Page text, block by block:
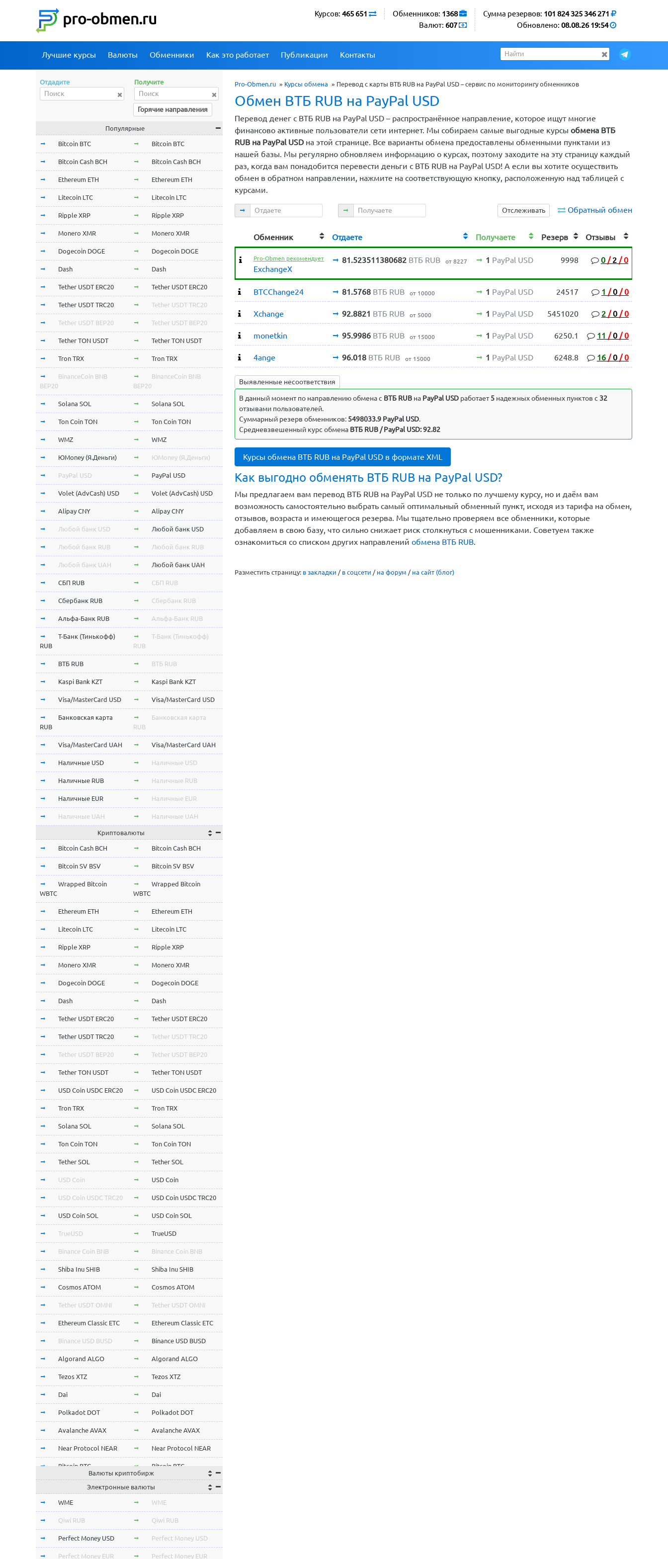
pro-obmen.ru Сумма резервов: 101 824 325 346 271
Обновлено: 08.08.26 19:54
Обменников: 1368
Валют: 607
Курсов: 465 651
Лучшие курсы Валюты Обменники Как это работает Публикации Контакты
Pro-Obmen.ru » Курсы обмена » Перевод с карты ВТБ RUB на PayPal USD – сервис по мониторингу обменников
Обмен ВТБ RUB на PayPal USD
Перевод денег с ВТБ RUB на PayPal USD – распространённое направление, которое ищут многие
финансово активные пользователи сети интернет. Мы собираем самые выгодные курсы обмена ВТБ
RUB на PayPal USD на этой странице. Все варианты обмена предоставлены обменными пунктами из
нашей базы. Мы регулярно обновляем информацию о курсах, поэтому заходите на эту страницу каждый
раз, когда вам понадобится перевести деньги с ВТБ RUB на PayPal USD! А если вы хотите осуществить
обмен в обратном направлении, нажмите на соответствующую кнопку, расположенную над таблицей с
курсами.
Обратный обмен
Отслеживать
Отдаете Получаете
Обменник Отдаете Получаете Резерв Отзывы
Pro-Obmen рекомендует
ExchangeX
81.523511380682 ВТБ RUB от 8227 1 PayPal USD 9998 0 / 2 / 0
BTCChange24 81.5768 ВТБ RUB от 10000 1 PayPal USD 24517 1 / 0 / 0
Xchange 92.8821 ВТБ RUB от 5000 1 PayPal USD 5451020 2 / 0 / 0
monetkin 95.9986 ВТБ RUB от 15000 1 PayPal USD 6250.1 11 / 0 / 0
4ange 96.018 ВТБ RUB от 15000 1 PayPal USD 6248.8 16 / 0 / 0
Выявленные несоответствия
В данный момент по направлению обмена c ВТБ RUB на PayPal USD работает5 надежных обменных пунктов с 32
отзывами пользователей.
Суммарный резерв обменников: 5498033.9 PayPal USD.
Средневзвешенный курс обмена ВТБ RUB / PayPal USD: 92.82
Курсы обмена ВТБ RUB на PayPal USD в формате XML
Как выгодно обменять ВТБ RUB на PayPal USD?
Мы предлагаем вам перевод ВТБ RUB на PayPal USD не только по лучшему курсу, но и даём вам
возможность самостоятельно выбрать самый оптимальный обменный пункт, исходя из тарифа на обмен,
отзывов, возраста и имеющегося резерва. Мы тщательно проверяем все обменники, которые
добавляем в свою базу, что сильно снижает риск столкнуться с мошенниками. Советуем также
ознакомиться со списком других направлений обмена ВТБ RUB.
Разместить страницу: в закладки / в соцсети / на форум / на сайт (блог)
Отдадите Получите
Горячие направления
Популярные
Bitcoin BTC Bitcoin BTC
Bitcoin Cash BCH Bitcoin Cash BCH
Ethereum ETH Ethereum ETH
Litecoin LTC Litecoin LTC
Ripple XRP Ripple XRP
Monero XMR Monero XMR
Dogecoin DOGE Dogecoin DOGE
Dash Dash
Tether USDT ERC20 Tether USDT ERC20
Tether USDT TRC20 Tether USDT TRC20
Tether USDT BEP20 Tether USDT BEP20
Tether TON USDT Tether TON USDT
Tron TRX Tron TRX
BinanceCoin BNB
BEP20
BinanceCoin BNB
BEP20
Solana SOL Solana SOL
Ton Coin TON Ton Coin TON
WMZ WMZ
ЮMoney (Я.Деньги) ЮMoney (Я.Деньги)
PayPal USD PayPal USD
Volet (AdvCash) USD Volet (AdvCash) USD
Alipay CNY Alipay CNY
Любой банк USD Любой банк USD
Любой банк RUB Любой банк RUB
Любой банк UAH Любой банк UAH
СБП RUB СБП RUB
Сбербанк RUB Сбербанк RUB
Альфа-Банк RUB Альфа-Банк RUB
Т-Банк (Тинькофф)
RUB
Т-Банк (Тинькофф)
RUB
ВТБ RUB ВТБ RUB
Kaspi Bank KZT Kaspi Bank KZT
Visa/MasterCard USD Visa/MasterCard USD
Банковская карта
RUB
Банковская карта
RUB
Visa/MasterCard UAH Visa/MasterCard UAH
Наличные USD Наличные USD
Наличные RUB Наличные RUB
Наличные EUR Наличные EUR
Наличные UAH Наличные UAH
Криптовалюты
Bitcoin Cash BCH Bitcoin Cash BCH
Bitcoin SV BSV Bitcoin SV BSV
Wrapped Bitcoin
WBTC
Wrapped Bitcoin
WBTC
Ethereum ETH Ethereum ETH
Litecoin LTC Litecoin LTC
Ripple XRP Ripple XRP
Monero XMR Monero XMR
Dogecoin DOGE Dogecoin DOGE
Dash Dash
Tether USDT ERC20 Tether USDT ERC20
Tether USDT TRC20 Tether USDT TRC20
Tether USDT BEP20 Tether USDT BEP20
Tether TON USDT Tether TON USDT
USD Coin USDC ERC20 USD Coin USDC ERC20
Tron TRX Tron TRX
Solana SOL Solana SOL
Ton Coin TON Ton Coin TON
Tether SOL Tether SOL
USD Coin USD Coin
USD Coin USDC TRC20 USD Coin USDC TRC20
USD Coin SOL USD Coin SOL
TrueUSD TrueUSD
Binance Coin BNB Binance Coin BNB
Shiba Inu SHIB Shiba Inu SHIB
Cosmos ATOM Cosmos ATOM
Tether USDT OMNI Tether USDT OMNI
Ethereum Classic ETC Ethereum Classic ETC
Binance USD BUSD Binance USD BUSD
Algorand ALGO Algorand ALGO
Tezos XTZ Tezos XTZ
Dai Dai
Polkadot DOT Polkadot DOT
Avalanche AVAX Avalanche AVAX
Near Protocol NEAR Near Protocol NEAR
Bitcoin BTC Bitcoin BTC
Terra LUNA
Cardano ADA Cardano ADA
OmiseGo OMG OmiseGo OMG
Verge XVG Verge XVG
BitTorrent BTT BitTorrent BTT
Валюты криптобирж
Электронные валюты
WME WME
Qiwi RUB Qiwi RUB
Perfect Money USD Perfect Money USD
Perfect Money EUR Perfect Money EUR